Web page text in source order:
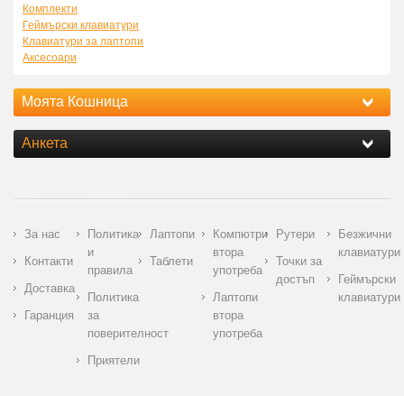
Комплекти
Геймърски клавиатури
Клавиатури за лаптопи
Аксесоари
Моята Кошница
Анкета
За нас
Контакти
Доставка
Гаранция
Политика
и
правила
Политика
за
поверителност
Приятели
Лаптопи
Таблети
Компютри
втора
употреба
Лаптопи
втора
употреба
Рутери
Точки за
достъп
Безжични
клавиатури
Геймърски
клавиатури